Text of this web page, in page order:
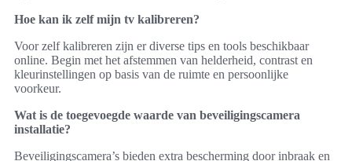
Hoe kan ik zelf mijn tv kalibreren?
Voor zelf kalibreren zijn er diverse tips en tools beschikbaar
online. Begin met het afstemmen van helderheid, contrast en
kleurinstellingen op basis van de ruimte en persoonlijke
voorkeur.
Wat is de toegevoegde waarde van beveiligingscamera
installatie?
Beveiligingscamera’s bieden extra bescherming door inbraak en